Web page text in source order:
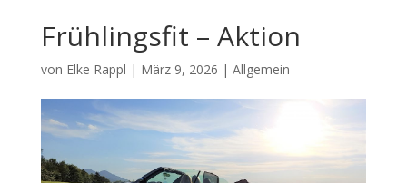
Frühlingsfit – Aktion
von Elke Rappl | März 9, 2026 | Allgemein